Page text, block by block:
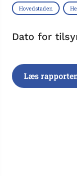
Hovedstaden
Dato for
Læs